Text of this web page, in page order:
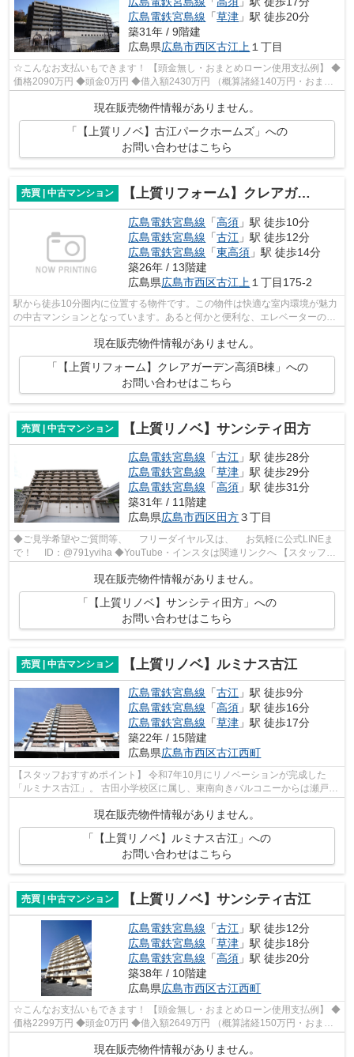
広島電鉄宮島線 「草津 」駅 徒歩20分
築31年 / 9階建
広島県広島市西区古江上 １丁目
☆こんなお支払いもできます！ 【頭金無し・おまとめローン使用支払例】 ◆
価格2090万円 ◆頭金0万円 ◆借入額2430万円 （概算諸経140万円・おまと
現在販売物件情報がありません。
「【上質リノベ】古江パークホームズ」への
お問い合わせはこちら
売買 | 中古マンション 【上質リフォーム】クレアガーデン高須B棟
広島電鉄宮島線 「高須 」駅 徒歩10分
広島電鉄宮島線 「古江 」駅 徒歩12分
広島電鉄宮島線 「東高須 」駅 徒歩14分
築26年 / 13階建
広島県広島市西区古江上 １丁目175-2
駅から徒歩10分圏内に位置する物件です。この物件は快適な室内環境が魅力
の中古マンションとなっています。あると何かと便利な、エレベーターのあ
現在販売物件情報がありません。
「【上質リフォーム】クレアガーデン高須B棟」への
お問い合わせはこちら
売買 | 中古マンション 【上質リノベ】サンシティ田方
広島電鉄宮島線 「古江 」駅 徒歩28分
広島電鉄宮島線 「草津 」駅 徒歩29分
広島電鉄宮島線 「高須 」駅 徒歩31分
築31年 / 11階建
広島県広島市西区田方３丁目
◆ご見学希望やご質問等、 フリーダイヤル又は、 お気軽に公式LINEま
で！ ID：@791yviha ◆YouTube・インスタは関連リンクへ 【スタッフい
ち推しポイント】 ◎R6年10月リノベーシ...
現在販売物件情報がありません。
「【上質リノベ】サンシティ田方」への
お問い合わせはこちら
売買 | 中古マンション 【上質リノベ】ルミナス古江
広島電鉄宮島線 「古江 」駅 徒歩9分
広島電鉄宮島線 「高須 」駅 徒歩16分
広島電鉄宮島線 「草津 」駅 徒歩17分
築22年 / 15階建
広島県広島市西区古江西町
【スタッフおすすめポイント】 令和7年10月にリノベーションが完成した
「ルミナス古江」。 古田小学校区に属し、東南向きバルコニーからは瀬戸内
の街と海を一望。 丘の上の開放感と静...
現在販売物件情報がありません。
「【上質リノベ】ルミナス古江」への
お問い合わせはこちら
売買 | 中古マンション 【上質リノベ】サンシティ古江
広島電鉄宮島線 「古江 」駅 徒歩12分
広島電鉄宮島線 「草津 」駅 徒歩18分
広島電鉄宮島線 「高須 」駅 徒歩20分
築38年 / 10階建
広島県広島市西区古江西町
☆こんなお支払いもできます！ 【頭金無し・おまとめローン使用支払例】 ◆
価格2299万円 ◆頭金0万円 ◆借入額2649万円 （概算諸経150万円・おまと
現在販売物件情報がありません。